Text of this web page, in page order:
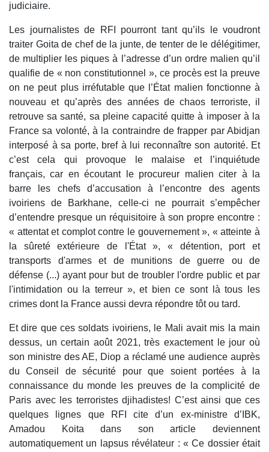
judiciaire.
Les journalistes de RFI pourront tant qu’ils le voudront
traiter Goita de chef de la junte, de tenter de le délégitimer,
de multiplier les piques à l’adresse d’un ordre malien qu’il
qualifie de « non constitutionnel », ce procès est la preuve
on ne peut plus irréfutable que l’État malien fonctionne à
nouveau et qu’après des années de chaos terroriste, il
retrouve sa santé, sa pleine capacité quitte à imposer à la
France sa volonté, à la contraindre de frapper par Abidjan
interposé à sa porte, bref à lui reconnaître son autorité. Et
c’est cela qui provoque le malaise et l’inquiétude
français, car en écoutant le procureur malien citer à la
barre les chefs d’accusation à l’encontre des agents
ivoiriens de Barkhane, celle-ci ne pourrait s’empêcher
d’entendre presque un réquisitoire à son propre encontre :
« attentat et complot contre le gouvernement », « atteinte à
la sûreté extérieure de l'État », « détention, port et
transports d'armes et de munitions de guerre ou de
défense (...) ayant pour but de troubler l'ordre public et par
l'intimidation ou la terreur », et bien ce sont là tous les
crimes dont la France aussi devra répondre tôt ou tard.
Et dire que ces soldats ivoiriens, le Mali avait mis la main
dessus, un certain août 2021, très exactement le jour où
son ministre des AE, Diop a réclamé une audience auprès
du Conseil de sécurité pour que soient portées à la
connaissance du monde les preuves de la complicité de
Paris avec les terroristes djihadistes! C’est ainsi que ces
quelques lignes que RFI cite d’un ex-ministre d’IBK,
Amadou Koita dans son article deviennent
automatiquement un lapsus révélateur : « Ce dossier était